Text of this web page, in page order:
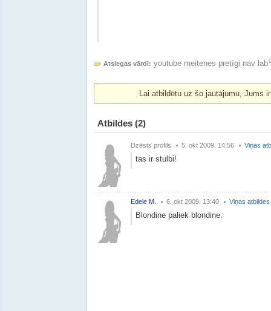
Atslegas vārdi: youtube meitenes pretīgi nav lab0
Lai atbildētu uz šo jautājumu, Jums
Atbildes (2)
Dzēsts profils 5. okt 2009. 14:56 Viņas
tas ir stulbi!
Edele M. 6. okt 2009. 13:40 Viņas atbildes
Blondine paliek blondine.